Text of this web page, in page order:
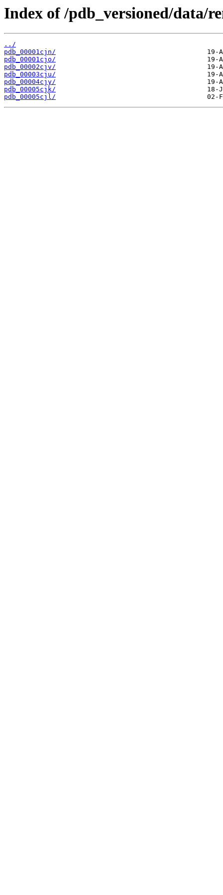
Index of /pdb_versioned/data/
../
pdb_00001cjn/
pdb_00001cjo/
pdb_00002cjv/
pdb_00003cju/
pdb_00004cjy/
pdb_00005cjk/
pdb_00005cjl/